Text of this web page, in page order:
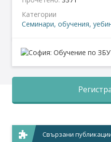
Категории
Семинари, обучения,
Свързани